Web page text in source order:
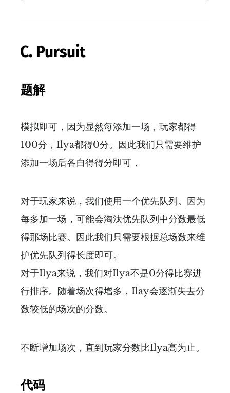
C. Pursuit
题解
模拟即可，因为显然每添加一场，玩家都得
100分，Ilya都得0分。因此我们只需要维护
添加一场后各自得得分即可，
对于玩家来说，我们使用一个优先队列。因为
每多加一场，可能会淘汰优先队列中分数最低
得那场比赛。因此我们只需要根据总场数来维
护优先队列得长度即可。
对于Ilya来说，我们对Ilya不是0分得比赛进
行排序。随着场次得增多，Ilay会逐渐失去分
数较低的场次的分数。
不断增加场次，直到玩家分数比Ilya高为止。
代码